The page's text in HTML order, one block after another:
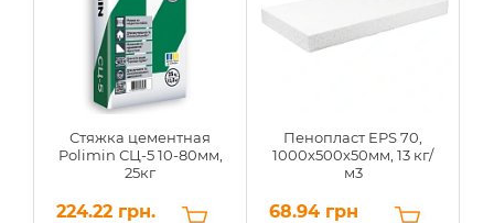
Стяжка цементная
Polimin СЦ-5 10-80мм,
25кг
224.22 грн.
Пенопласт EPS 70,
1000х500х50мм, 13 кг/
м3
68.94 грн